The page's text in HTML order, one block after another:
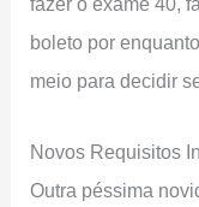
boleto por
meio para decidir
Novos Requisitos
Outra péssima